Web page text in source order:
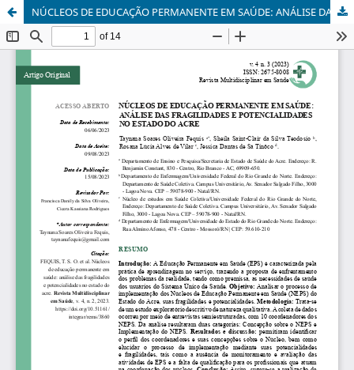
NÚCLEOS DE EDUCAÇÃO PERMANENTE EM SAÚDE: ANÁLISE DAS FRAGILIDADES E POTENCIALIDADES NO ESTADO DO ACRE